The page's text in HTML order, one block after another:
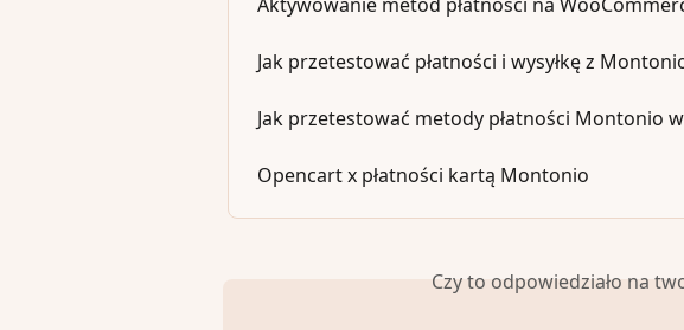
Jak przetestować płatności i wysyłkę z
Jak przetestować metody płatności Montonio
Opencart x płatności kartą Montonio
Czy to odpowiedziało na